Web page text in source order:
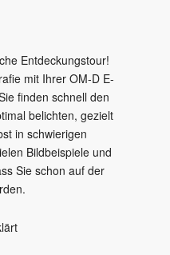
Entdeckungstour!
mit Ihrer OM-D E-
finden schnell den
belichten, gezielt
in schwierigen
Bildbeispiele und
Sie schon auf der